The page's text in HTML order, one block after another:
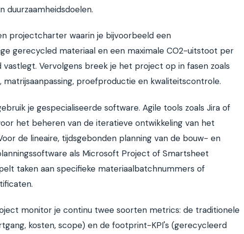
duurzaamheidsdoelen.
projectcharter waarin je bijvoorbeeld een
gerecycled materiaal en een maximale CO2-uitstoot per
Vervolgens breek je het project op in fasen zoals
matrijsaanpassing, proefproductie en kwaliteitscontrole.
je gespecialiseerde software. Agile tools zoals Jira of
het beheren van de iteratieve ontwikkeling van het
de lineaire, tijdsgebonden planning van de bouw- en
als Microsoft Project of Smartsheet
taken aan specifieke materiaalbatchnummers of
monitor je continu twee soorten metrics: de traditionele
kosten, scope) en de footprint-KPI's (gerecycleerd